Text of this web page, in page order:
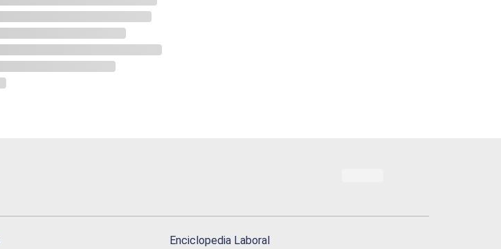
Enciclopedia Laboral